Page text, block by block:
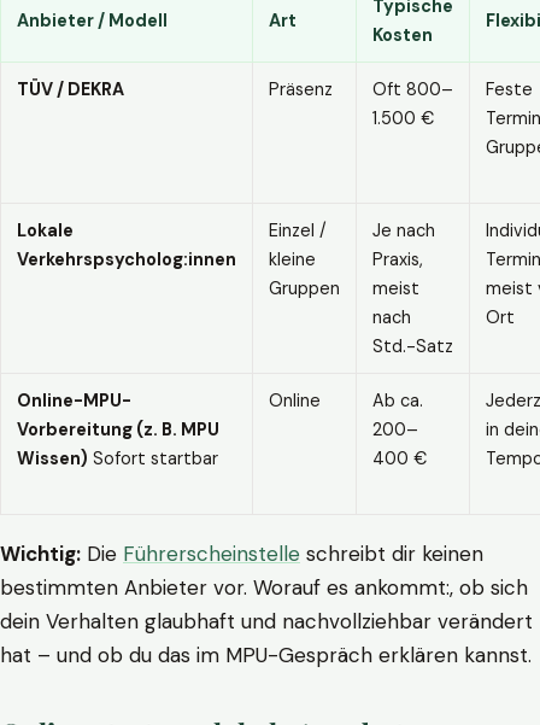
Anbieter / Modell Art
Typische
Kosten
TÜV / DEKRA Präsenz
Oft 800–
1.500 €
Feste
Lokale
Verkehrspsycholog:innen
Einzel /
kleine
Gruppen
Je nach
Praxis,
meist
nach
Std.-Satz
meist
Ort
Online-MPU-
Vorbereitung (z. B. MPU
Wissen) Sofort startbar
Online
Ab ca.
200–
400 €
in
Wichtig: Die Führerscheinstelle schreibt dir keinen
bestimmten Anbieter vor. Worauf es ankommt:, ob sich
dein Verhalten glaubhaft und nachvollziehbar verändert
hat – und ob du das im MPU-Gespräch erklären kannst.